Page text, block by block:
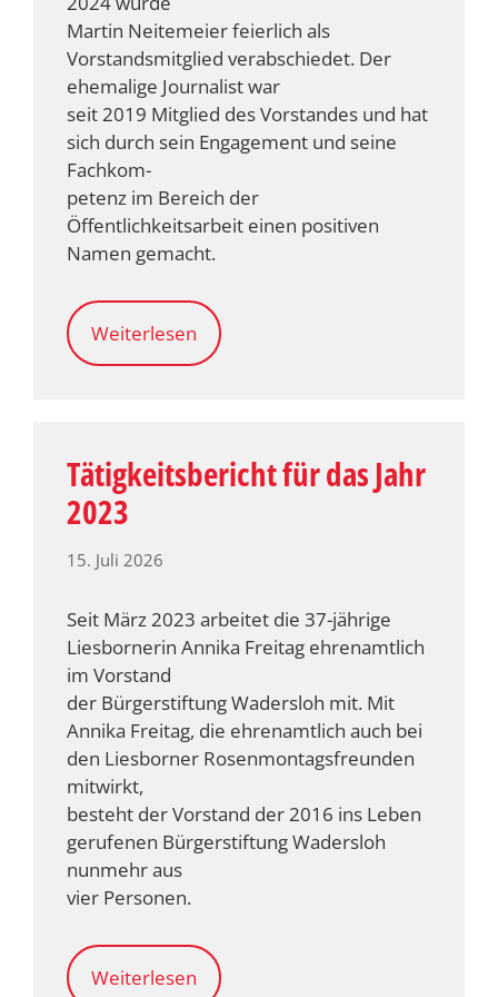
Martin Neitemeier feierlich als
Vorstandsmitglied verabschiedet. Der
ehemalige Journalist war
seit 2019 Mitglied des Vorstandes und hat
sich durch sein Engagement und seine
Fachkom-
petenz im Bereich der
Öffentlichkeitsarbeit einen positiven
Namen gemacht.
Weiterlesen
Tätigkeitsbericht für das Jahr
2023
15. Juli 2026
Seit März 2023 arbeitet die 37-jährige
Liesbornerin Annika Freitag ehrenamtlich
im Vorstand
der Bürgerstiftung Wadersloh mit. Mit
Annika Freitag, die ehrenamtlich auch bei
den Liesborner Rosenmontagsfreunden
mitwirkt,
besteht der Vorstand der 2016 ins Leben
gerufenen Bürgerstiftung Wadersloh
nunmehr aus
vier Personen.
Weiterlesen